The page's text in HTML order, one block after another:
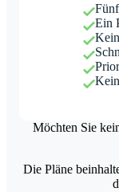
Ein
Möchten Sie
Die Pläne